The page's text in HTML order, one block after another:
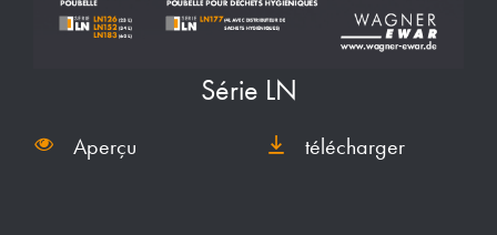
Série LN
Aperçu télécharger